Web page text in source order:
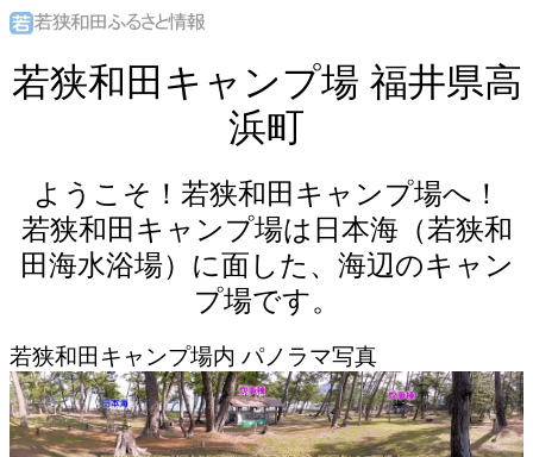
若狭和田キャンプ場 福井県高
浜町
ようこそ！若狭和田キャンプ場へ！
若狭和田キャンプ場は日本海（若狭和
田海水浴場）に面した、海辺のキャン
プ場です。
若狭和田キャンプ場内 パノラマ写真